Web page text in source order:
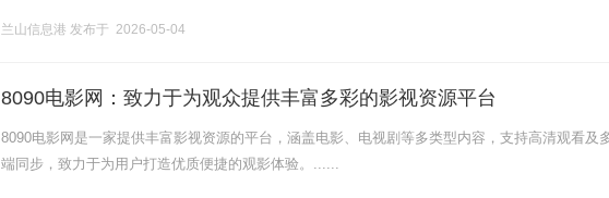
兰山信息港 发布于 2026-05-04
8090电影网：致力于为观众提供丰富多彩的影视资源平台
8090电影网是一家提供丰富影视资源的平台，涵盖电影、电视剧等多类型内容，支持高清观看及
端同步，致力于为用户打造优质便捷的观影体验。......